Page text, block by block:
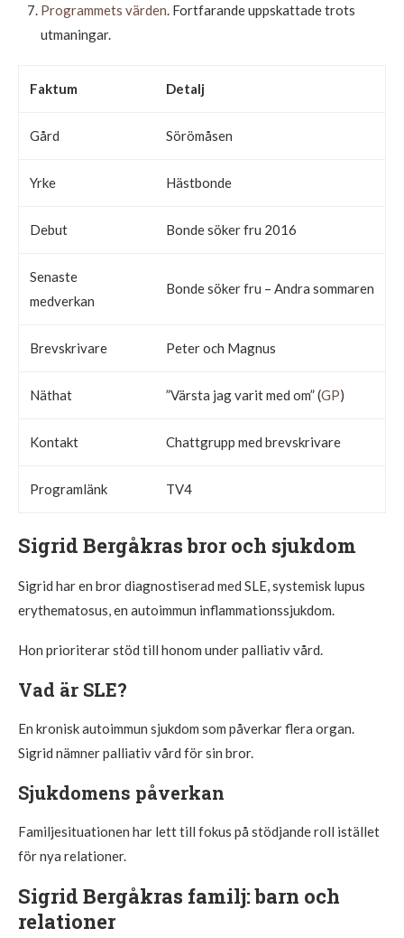
Programmets värden. Fortfarande uppskattade trots
utmaningar.
Faktum Detalj
Gård Sörömåsen
Yrke Hästbonde
Debut Bonde söker fru 2016
Senaste
medverkan
Bonde söker fru – Andra sommaren
Brevskrivare Peter och Magnus
Näthat ”Värsta jag varit med om” (GP)
Kontakt Chattgrupp med brevskrivare
Programlänk TV4
Sigrid Bergåkras bror och sjukdom
Sigrid har en bror diagnostiserad med SLE, systemisk lupus
erythematosus, en autoimmun inflammationssjukdom.
Hon prioriterar stöd till honom under palliativ vård.
Vad är SLE?
En kronisk autoimmun sjukdom som påverkar flera organ.
Sigrid nämner palliativ vård för sin bror.
Sjukdomens påverkan
Familjesituationen har lett till fokus på stödjande roll istället
för nya relationer.
Sigrid Bergåkras familj: barn och
relationer